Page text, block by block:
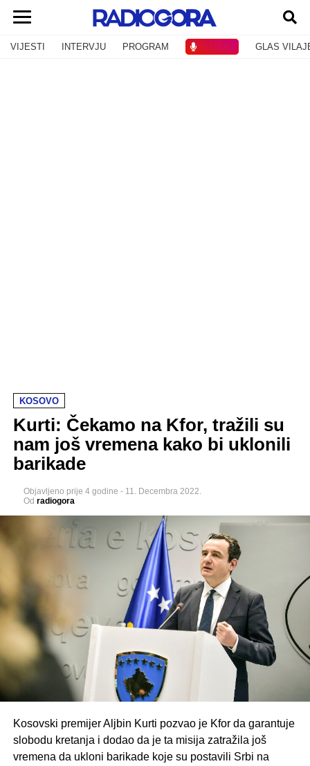
VIJESTI INTERVJU PROGRAM GLAS
KOSOVO
Kurti: Čekamo na Kfor, tražili su
nam još vremena kako bi uklonili
barikade
Objavljeno prije 4 godine - 11. Decembra 2022.
Od radiogora
Kosovski premijer Aljbin Kurti pozvao je Kfor da garantuje
slobodu kretanja i dodao da je ta misija zatražila još
vremena da ukloni barikade koje su postavili Srbi na